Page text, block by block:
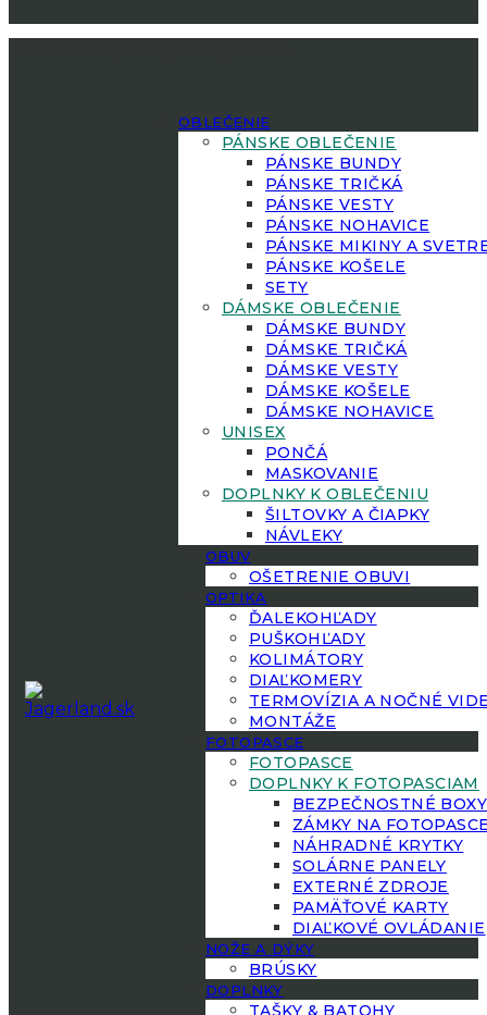
OBLEČENIE
PÁNSKE OBLEČENIE
PÁNSKE BUNDY
PÁNSKE TRIČKÁ
PÁNSKE VESTY
PÁNSKE NOHAVICE
PÁNSKE MIKINY A
PÁNSKE KOŠELE
SETY
DÁMSKE OBLEČENIE
DÁMSKE BUNDY
DÁMSKE TRIČKÁ
DÁMSKE VESTY
DÁMSKE KOŠELE
DÁMSKE NOHAVICE
UNISEX
PONČÁ
MASKOVANIE
DOPLNKY K OBLEČENIU
ŠILTOVKY A ČIAPKY
NÁVLEKY
OBUV
OŠETRENIE OBUVI
OPTIKA
ĎALEKOHĽADY
PUŠKOHĽADY
KOLIMÁTORY
DIAĽKOMERY
TERMOVÍZIA A NOČNÉ
MONTÁŽE
FOTOPASCE
FOTOPASCE
DOPLNKY K FOTOPASCIAM
BEZPEČNOSTNÉ BOXY
ZÁMKY NA
NÁHRADNÉ KRYTKY
SOLÁRNE PANELY
EXTERNÉ ZDROJE
PAMÄŤOVÉ KARTY
DIAĽKOVÉ OVLÁDANIE
NOŽE A DÝKY
BRÚSKY
DOPLNKY
TAŠKY & BATOHY